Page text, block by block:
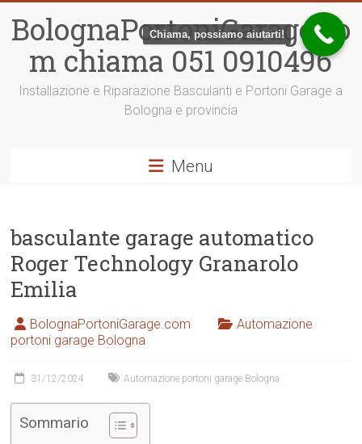
contenuto
BolognaPortoniGarage.co
m chiama 051 0910496
Installazione e Riparazione Basculanti e Portoni Garage a
Bologna e provincia
Menu
basculante garage automatico
Roger Technology Granarolo
Emilia
BolognaPortoniGarage.com
Automazione
portoni garage Bologna
31/12/2024 Automazione portoni garage Bologna
Sommario
Chiama, possiamo aiutarti!